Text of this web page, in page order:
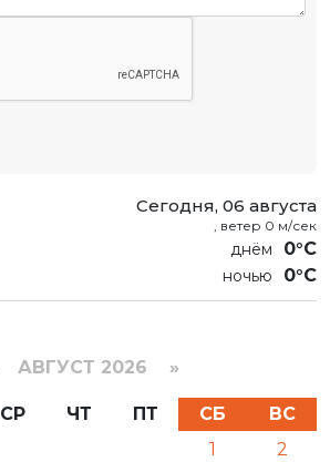
Сегодня, 06 августа
, ветер 0 м/сек
0°C
0°C
АВГУСТ 2026 »
СР ЧТ ПТ СБ
ВС
1
2